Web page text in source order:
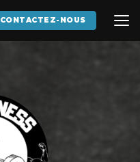
CONTACTEZ-NOUS